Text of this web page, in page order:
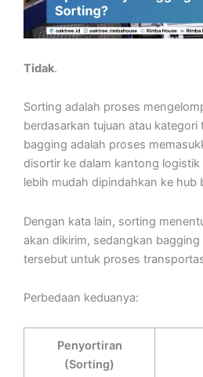
Tidak.
Sorting adalah proses
berdasarkan tujuan atau
bagging adalah proses
disortir ke dalam kantong
lebih mudah dipindahkan ke hub
Dengan kata lain, sorting
akan dikirim, sedangkan
tersebut untuk proses
Perbedaan keduanya:
Penyortiran
(Sorting)